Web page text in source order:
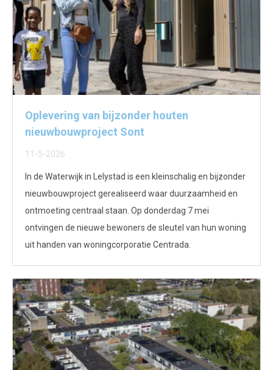
Oplevering van bijzonder houten
nieuwbouwproject Sont
11-5-2026
In de Waterwijk in Lelystad is een kleinschalig en bijzonder
nieuwbouwproject gerealiseerd waar duurzaamheid en
ontmoeting centraal staan. Op donderdag 7 mei
ontvingen de nieuwe bewoners de sleutel van hun woning
uit handen van woningcorporatie Centrada.